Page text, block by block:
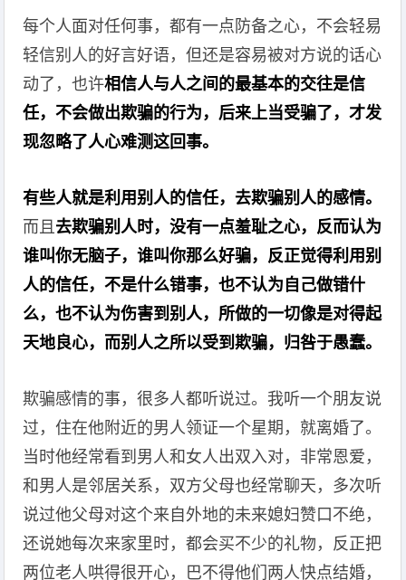
每个人面对任何事，都有一点防备之心，不会轻易
轻信别人的好言好语，但还是容易被对方说的话心
动了，也许相信人与人之间的最基本的交往是信
任，不会做出欺骗的行为，后来上当受骗了，才发
现忽略了人心难测这回事。
有些人就是利用别人的信任，去欺骗别人的感情。
而且去欺骗别人时，没有一点羞耻之心，反而认为
谁叫你无脑子，谁叫你那么好骗，反正觉得利用别
人的信任，不是什么错事，也不认为自己做错什
么，也不认为伤害到别人，所做的一切像是对得起
天地良心，而别人之所以受到欺骗，归咎于愚蠢。
欺骗感情的事，很多人都听说过。我听一个朋友说
过，住在他附近的男人领证一个星期，就离婚了。
当时他经常看到男人和女人出双入对，非常恩爱，
和男人是邻居关系，双方父母也经常聊天，多次听
说过他父母对这个来自外地的未来媳妇赞口不绝，
还说她每次来家里时，都会买不少的礼物，反正把
两位老人哄得很开心，巴不得他们两人快点结婚，